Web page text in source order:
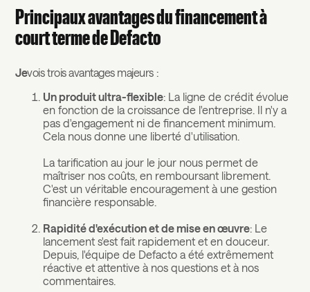
Principaux avantages du financement à
court terme de Defacto
‍Jevois trois avantages majeurs :
Un produit ultra-flexible: La ligne de crédit évolue
en fonction de la croissance de l'entreprise. Il n'y a
pas d'engagement ni de financement minimum.
Cela nous donne une liberté d'utilisation.
La tarification au jour le jour nous permet de
maîtriser nos coûts, en remboursant librement.
C'est un véritable encouragement à une gestion
financière responsable.
Rapidité d'exécution et de mise en œuvre: Le
lancement s'est fait rapidement et en douceur.
Depuis, l'équipe de Defacto a été extrêmement
réactive et attentive à nos questions et à nos
commentaires.